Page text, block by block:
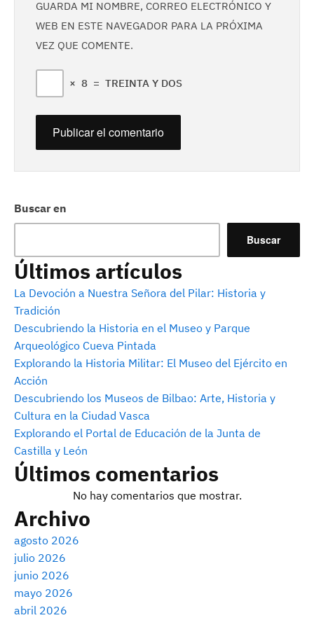
Buscar en
Buscar
Últimos artículos
La Devoción a Nuestra Señora del Pilar: Historia y
Tradición
Descubriendo la Historia en el Museo y Parque
Arqueológico Cueva Pintada
Explorando la Historia Militar: El Museo del Ejército en
Acción
Descubriendo los Museos de Bilbao: Arte, Historia y
Cultura en la Ciudad Vasca
Explorando el Portal de Educación de la Junta de
Castilla y León
Últimos comentarios
No hay comentarios que mostrar.
Archivo
agosto 2026
julio 2026
junio 2026
mayo 2026
abril 2026
GUARDA MI NOMBRE, CORREO ELECTRÓNICO Y
WEB EN ESTE NAVEGADOR PARA LA PRÓXIMA
VEZ QUE COMENTE.
× 8 = TREINTA Y DOS